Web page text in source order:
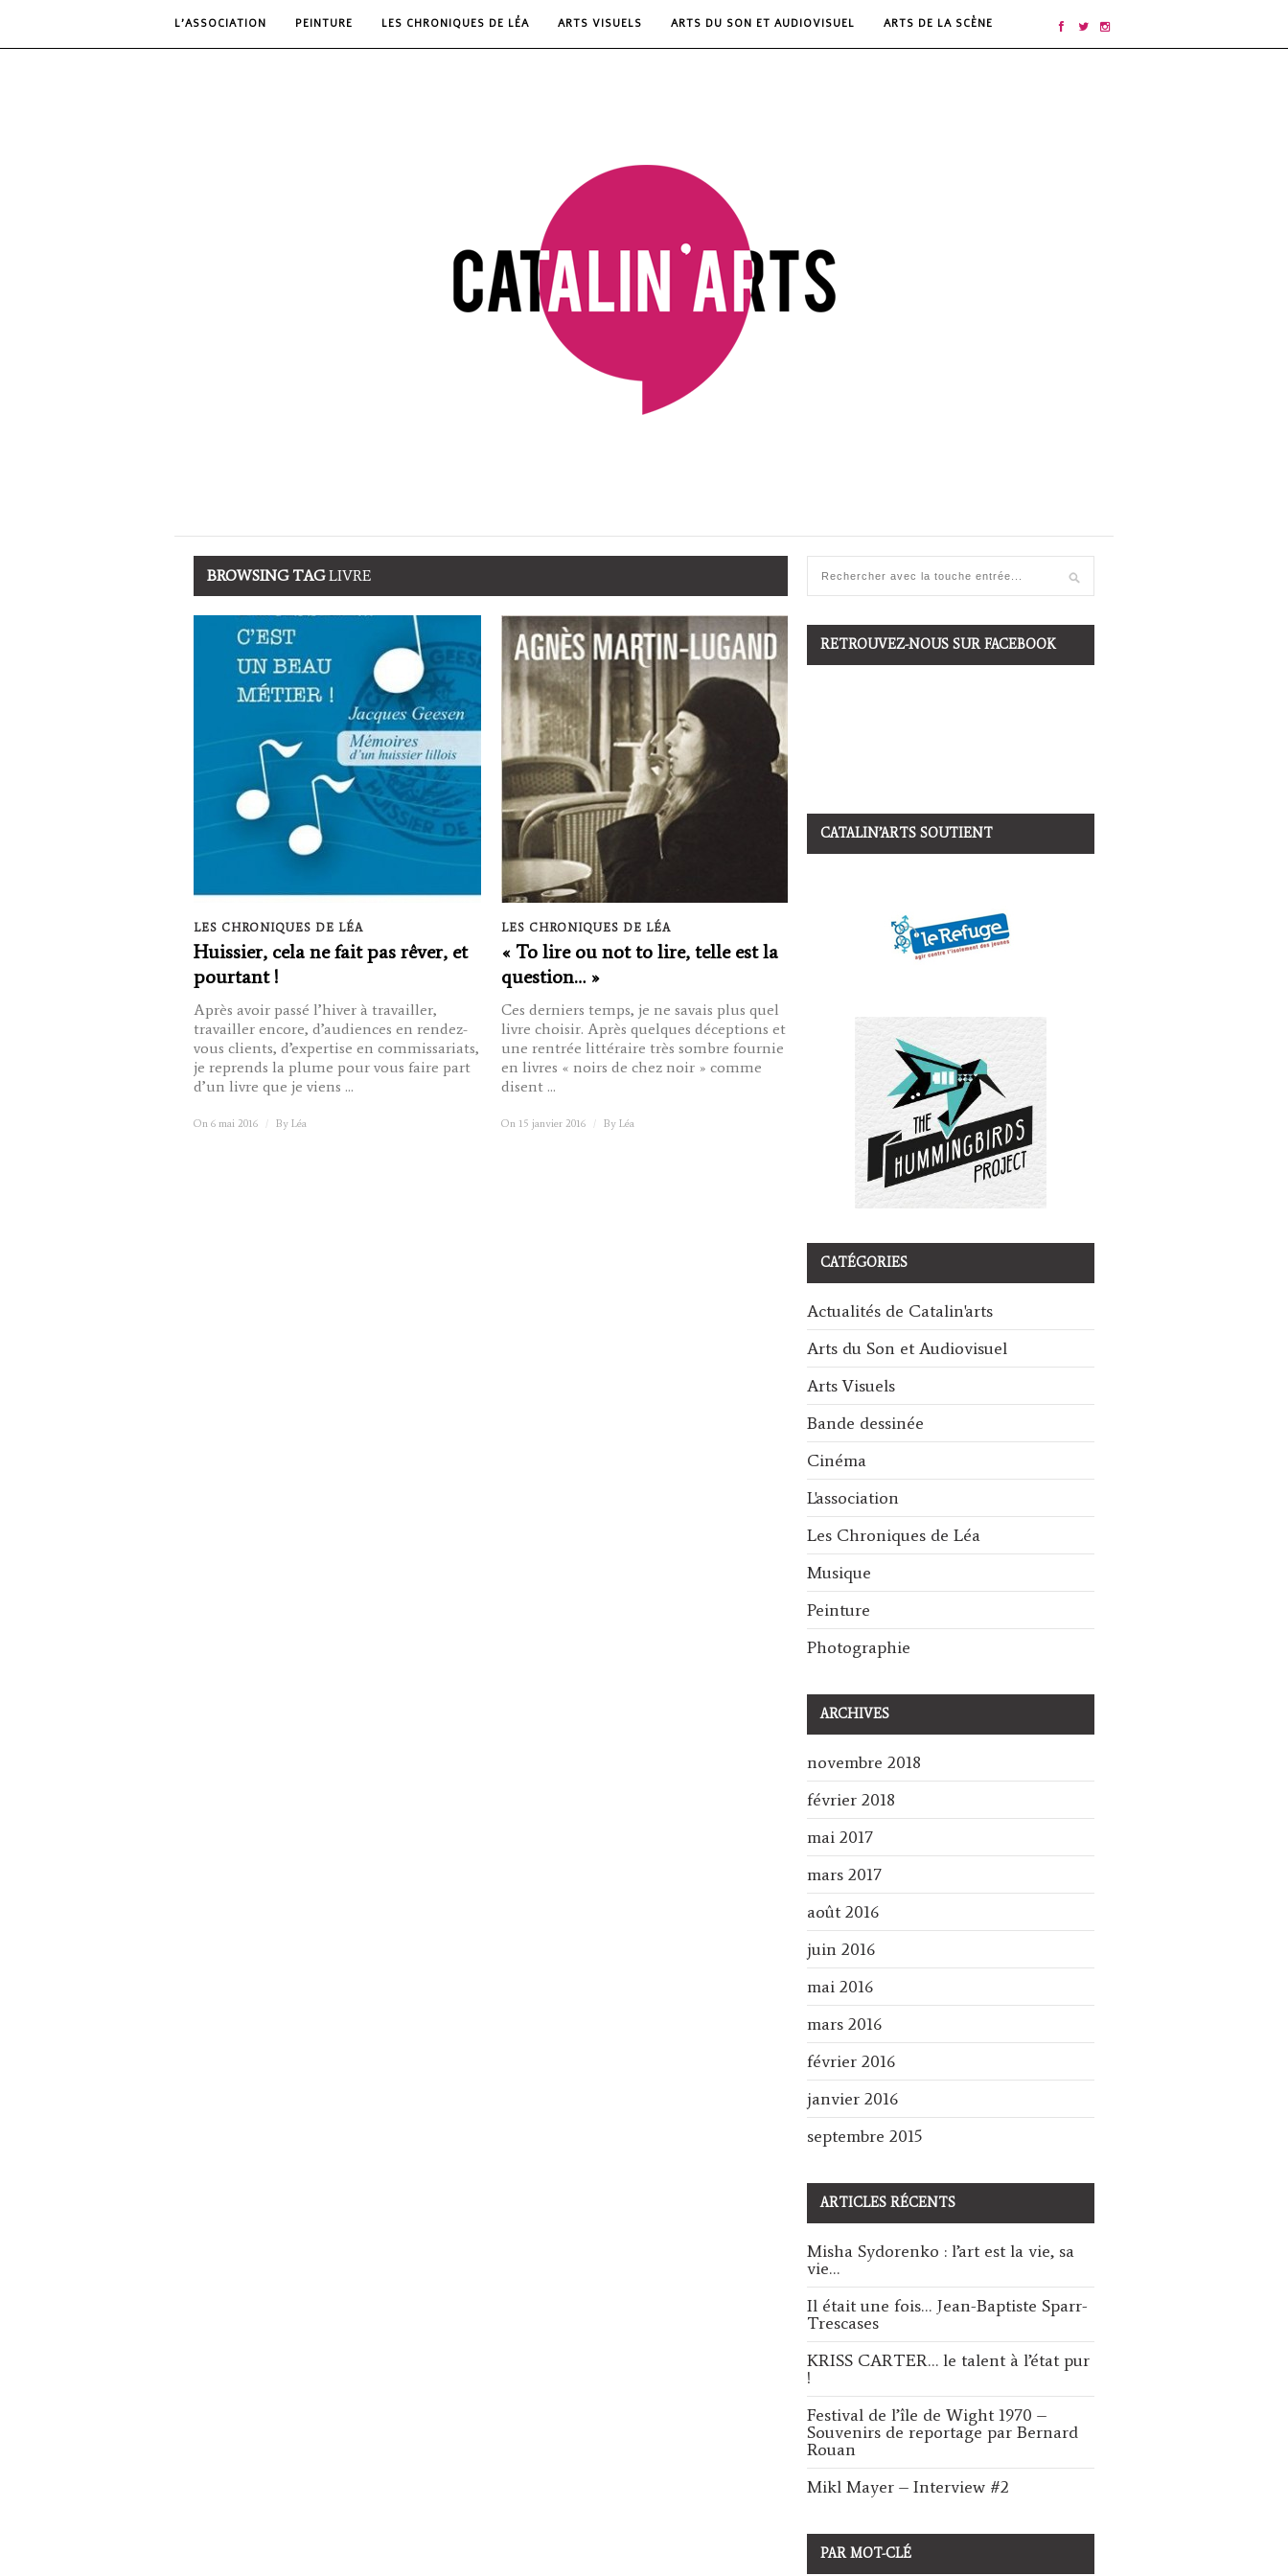
L’ASSOCIATION PEINTURE LES CHRONIQUES DE LÉA ARTS VISUELS ARTS DU SON ET AUDIOVISUEL ARTS DE LA SCÈNE
BROWSING TAGLIVRE
LES CHRONIQUES DE LÉA
Huissier, cela ne fait pas rêver, et
pourtant !
Après avoir passé l’hiver à travailler,
travailler encore, d’audiences en rendez-
vous clients, d’expertise en commissariats,
je reprends la plume pour vous faire part
d’un livre que je viens ...
On 6 mai 2016 / By Léa
LES CHRONIQUES DE LÉA
« To lire ou not to lire, telle est la
question… »
Ces derniers temps, je ne savais plus quel
livre choisir. Après quelques déceptions et
une rentrée littéraire très sombre fournie
en livres « noirs de chez noir » comme
disent ...
On 15 janvier 2016 / By Léa
RETROUVEZ-NOUS SUR FACEBOOK
CATALIN’ARTS SOUTIENT
CATÉGORIES
Actualités de Catalin'arts
Arts du Son et Audiovisuel
Arts Visuels
Bande dessinée
Cinéma
L'association
Les Chroniques de Léa
Musique
Peinture
Photographie
ARCHIVES
novembre 2018
février 2018
mai 2017
mars 2017
août 2016
juin 2016
mai 2016
mars 2016
février 2016
janvier 2016
septembre 2015
ARTICLES RÉCENTS
Misha Sydorenko : l’art est la vie, sa
vie…
Il était une fois… Jean-Baptiste Sparr-
Trescases
KRISS CARTER… le talent à l’état pur
!
Festival de l’île de Wight 1970 –
Souvenirs de reportage par Bernard
Rouan
Mikl Mayer – Interview #2
PAR MOT-CLÉ